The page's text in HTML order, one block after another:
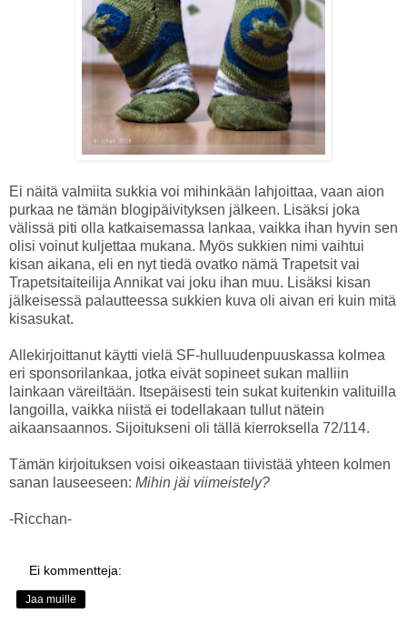
Ei näitä valmiita sukkia voi mihinkään lahjoittaa, vaan aion
purkaa ne tämän blogipäivityksen jälkeen. Lisäksi joka
välissä piti olla katkaisemassa lankaa, vaikka ihan hyvin sen
olisi voinut kuljettaa mukana. Myös sukkien nimi vaihtui
kisan aikana, eli en nyt tiedä ovatko nämä Trapetsit vai
Trapetsitaiteilija Annikat vai joku ihan muu. Lisäksi kisan
jälkeisessä palautteessa sukkien kuva oli aivan eri kuin mitä
kisasukat.
Allekirjoittanut käytti vielä SF-hulluudenpuuskassa kolmea
eri sponsorilankaa, jotka eivät sopineet sukan malliin
lainkaan väreiltään. Itsepäisesti tein sukat kuitenkin valituilla
langoilla, vaikka niistä ei todellakaan tullut nätein
aikaansaannos. Sijoitukseni oli tällä kierroksella 72/114.
Tämän kirjoituksen voisi oikeastaan tiivistää yhteen kolmen
sanan lauseeseen: Mihin jäi viimeistely?
-Ricchan-
Ei kommentteja:
Jaa muille